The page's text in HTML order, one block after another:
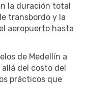
la duración total
transbordo y la
aeropuerto hasta
de Medellín a
del costo del
prácticos que